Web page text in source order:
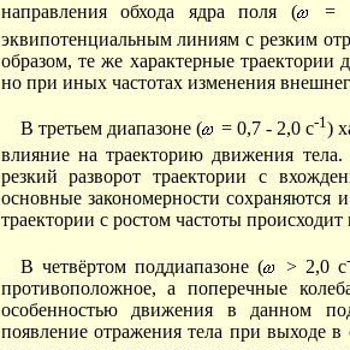
направления обхода ядра поля (
=
эквипотенциальным линиям с резким
образом, те же характерные
но при иных частотах изменения
В третьем диапазоне ( = 0,7 - 2,0 с-1)
влияние на траекторию движения
резкий разворот траектории с
основные закономерности сохраняются
траектории с ростом частоты происходит
В четвёртом поддиапазоне ( > 2,0 с
противоположное, а поперечные
особенностью движения в данном
появление отражения тела при выходе